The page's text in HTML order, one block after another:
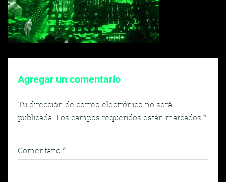
Agregar un comentario
Tu dirección de correo electrónico no será
publicada. Los campos requeridos están marcados *
Comentario *